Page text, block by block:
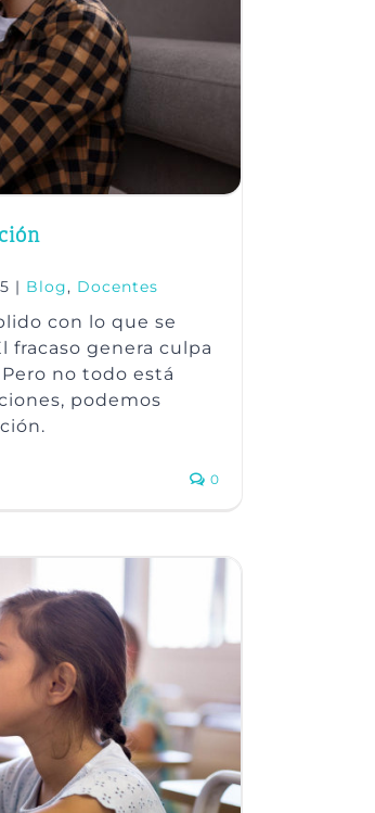
| Blog, Docentes
con lo que se
fracaso genera culpa
no todo está
podemos
0